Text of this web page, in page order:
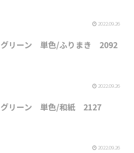
2022.09.26
グリーン 単色/ふりまき 2092
2022.09.26
グリーン 単色/和紙 2127
2022.09.26